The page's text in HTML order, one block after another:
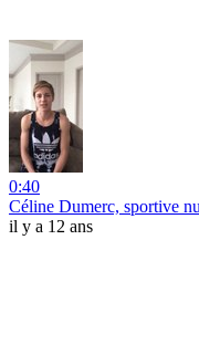
0:40
Céline Dumerc, sportive
il y a 12 ans